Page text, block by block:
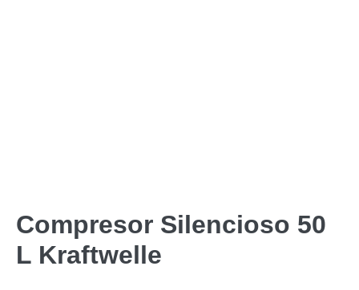
Compresor Silencioso 50
L Kraftwelle